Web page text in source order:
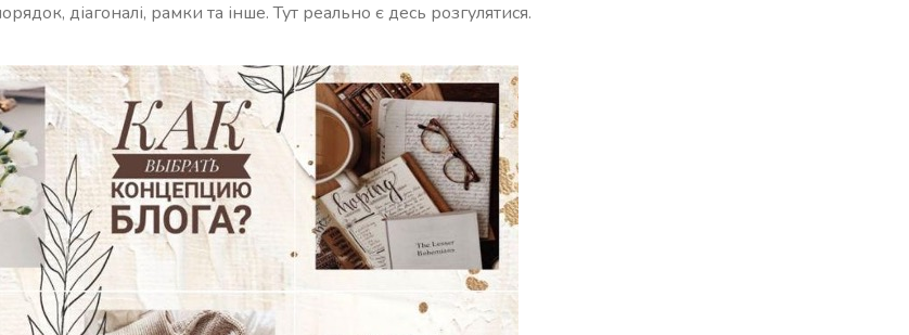
діагоналі, рамки та інше. Тут реально є десь розгулятися.